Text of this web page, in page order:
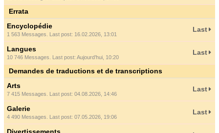
Errata
Encyclopédie
1 563 Messages. Last post: 16.02.2026, 13:01
Last
Langues
10 746 Messages. Last post: Aujourd’hui , 10:20
Last
Demandes de traductions et de transcriptions
Arts
7 415 Messages. Last post: 04.08.2026, 14:46
Last
Galerie
4 490 Messages. Last post: 07.05.2026, 19:06
Last